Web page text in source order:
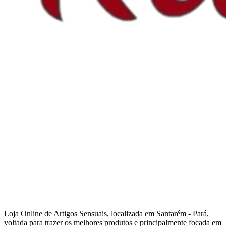
Loja Online de Artigos Sensuais, localizada em Santarém - Pará,
voltada para trazer os melhores produtos e principalmente focada em